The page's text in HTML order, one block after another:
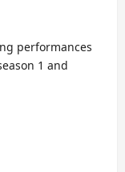
performances
1 and